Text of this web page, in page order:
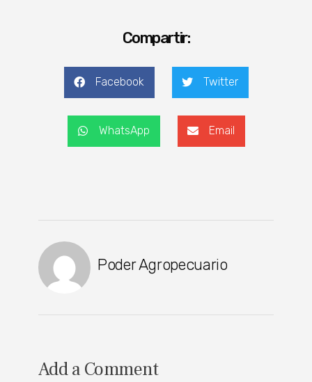
Compartir:
Facebook Twitter
WhatsApp Email
Poder Agropecuario
Add a Comment